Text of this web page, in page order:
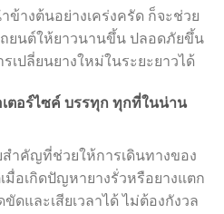
างต้นอย่างเคร่งครัด ก็จะช่วย
ถยนต์ให้ยาวนานขึ้น ปลอดภัยขึ้น
เปลี่ยนยางใหม่ในระยะยาวได้
ตอร์ไซค์ บรรทุก ทุกที่ในน่าน
ำคัญที่ช่วยให้การเดินทางของ
อเกิดปัญหายางรั่วหรือยางแตก
และเสียเวลาได้ ไม่ต้องกังวล